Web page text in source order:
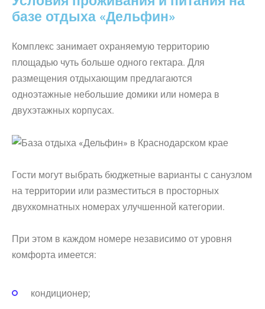
базе отдыха «Дельфин»
Комплекс занимает охраняемую территорию
площадью чуть больше одного гектара. Для
размещения отдыхающим предлагаются
одноэтажные небольшие домики или номера в
двухэтажных корпусах.
Гости могут выбрать бюджетные варианты с санузлом
на территории или разместиться в просторных
двухкомнатных номерах улучшенной категории.
При этом в каждом номере независимо от уровня
комфорта имеется:
кондиционер;